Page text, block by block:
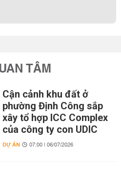
TÂM
Cận cảnh khu đất ở
phường Định Công sắp
xây tổ hợp ICC Complex
của công ty con UDIC
DỰ ÁN 07:00 | 06/07/2026